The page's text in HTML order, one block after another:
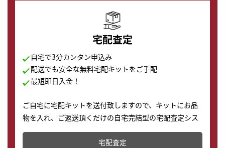
宅配査定
自宅で3分カンタン申込み
配送でも安全な無料宅配キットをご手配
最短即日入金！
ご自宅に宅配キットを送付致しますので、キットにお品
物を入れ、ご返送頂くだけの自宅完結型の宅配査定シス
テムです。
配送でも簡単&安全に査定・買取に出すことが可能で
宅配査定